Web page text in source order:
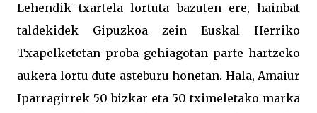
Lehendik txartela lortuta bazuten ere, hainbat
taldekidek Gipuzkoa zein Euskal Herriko
Txapelketetan proba gehiagotan parte hartzeko
aukera lortu dute asteburu honetan. Hala, Amaiur
Iparragirrek 50 bizkar eta 50 tximeletako marka